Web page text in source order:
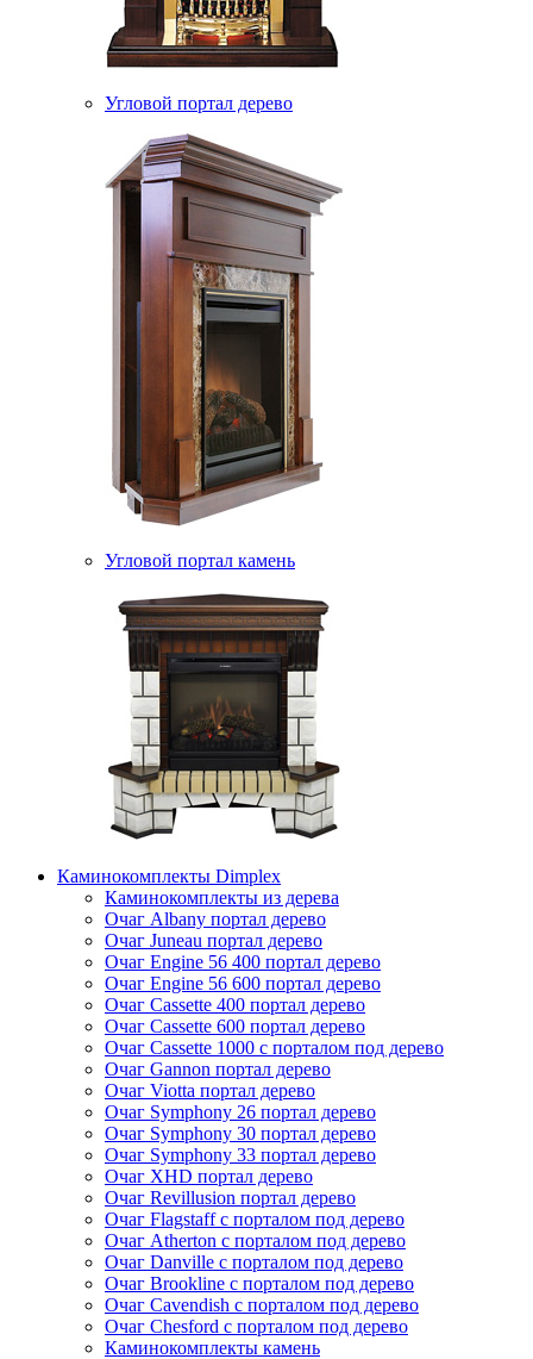
Угловой портал дерево
Угловой портал камень
Каминокомплекты Dimplex
Каминокомплекты из дерева
Очаг Albany портал дерево
Очаг Juneau портал дерево
Очаг Engine 56 400 портал дерево
Очаг Engine 56 600 портал дерево
Очаг Cassette 400 портал дерево
Очаг Cassette 600 портал дерево
Очаг Cassette 1000 с порталом под дерево
Очаг Gannon портал дерево
Очаг Viotta портал дерево
Очаг Symphony 26 портал дерево
Очаг Symphony 30 портал дерево
Очаг Symphony 33 портал дерево
Очаг XHD портал дерево
Очаг Revillusion портал дерево
Очаг Flagstaff с порталом под дерево
Очаг Atherton с порталом под дерево
Очаг Danville с порталом под дерево
Очаг Brookline с порталом под дерево
Очаг Cavendish с порталом под дерево
Очаг Chesford с порталом под дерево
Каминокомплекты камень